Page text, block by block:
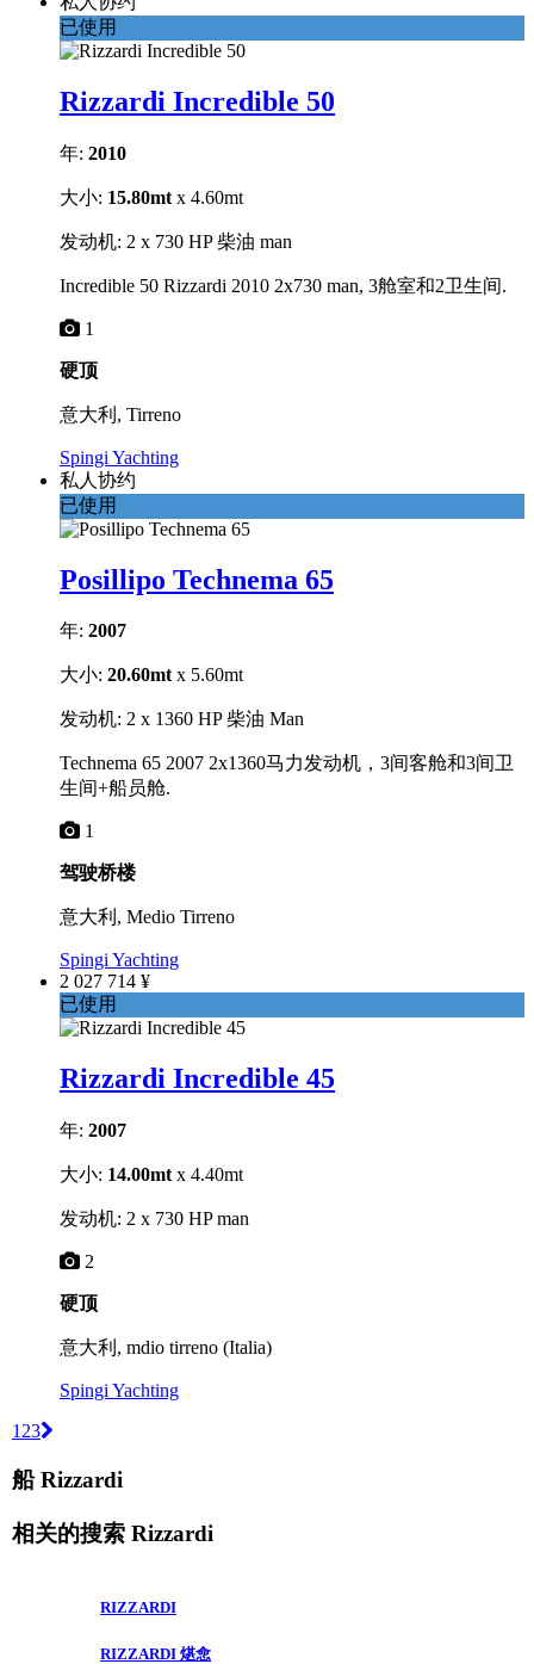
已使用
Rizzardi Incredible 50
年: 2010
大小: 15.80mt x 4.60mt
发动机: 2 x 730 HP 柴油 man
Incredible 50 Rizzardi 2010 2x730 man, 3舱室和2卫生间.
1
硬顶
意大利, Tirreno
Spingi Yachting
私人协约
已使用
Posillipo Technema 65
年: 2007
大小: 20.60mtx 5.60mt
发动机: 2 x 1360 HP 柴油 Man
Technema 65 2007 2x1360马力发动机，3间客舱和3间卫
生间+船员舱.
1
驾驶桥楼
意大利, Medio Tirreno
Spingi Yachting
2 027 714 ¥
已使用
Rizzardi Incredible 45
年: 2007
大小: 14.00mt x 4.40mt
发动机: 2 x 730 HP man
2
硬顶
意大利, mdio tirreno (Italia)
Spingi Yachting
1 23
船 Rizzardi
相关的搜索 Rizzardi
RIZZARDI
RIZZARDI 煁㥐